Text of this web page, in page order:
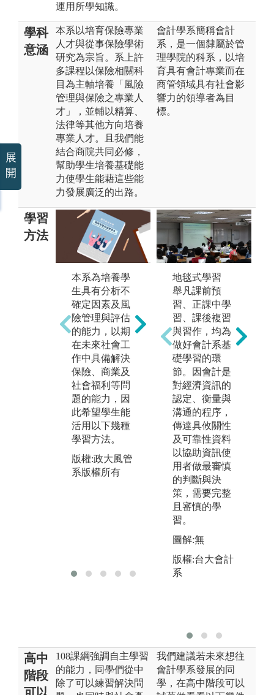
運用所學知識。
學科
意涵
本系以培育保險專業
人才與從事保險學術
研究為宗旨。系上許
多課程以保險相關科
目為主軸培養「風險
管理與保險之專業人
才」，並輔以精算、
法律等其他方向培養
專業人才。且我們能
結合商院共同必修，
幫助學生培養基礎能
力使學生能藉這些能
力發展廣泛的出路。
會計學系簡稱會計
系，是一個隸屬於管
理學院的科系，以培
育具有會計專業而在
商管領域具有社會影
響力的領導者為目
標。
學習
方法
本系為培養學
生具有分析不
確定因素及風
險管理與評估
的能力，以期
在未來社會工
作中具備解決
保險、商業及
社會福利等問
題的能力，因
此希望學生能
活用以下幾種
學習方法。
版權:政大風管
系版權所有
自主學習：在
校內由老師教
學引導基礎的
理論課程外，
仍須仰賴同學
的自主學習，
可依照個人的
興趣與志向找
到一個適合自
己的學習方
式，進而多加
充實、準備未
來就業方向，
可從系所碩士
班三大方向
（法律組、管
理組、精算科
學組）進行準
備。
版權:政大風管
系版權所有
地毯式學習
舉凡課前預
習、正課中學
習、課後複習
與習作，均為
做好會計系基
礎學習的環
節。因會計是
對經濟資訊的
認定、衡量與
溝通的程序，
傳達具攸關性
及可靠性資料
以協助資訊使
用者做最審慎
的判斷與決
策，需要完整
且審慎的學
習。
圖解:無
版權:台大會計
系
高中
階段
108課綱強調自主學習
的能力，同學們從中
除了可以練習解決問
我們建議若未來想往
會計學系發展的同
學，在高中階段可以
展
開